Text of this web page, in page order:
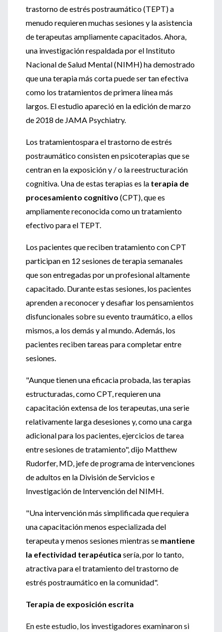
trastorno de estrés postraumático (TEPT) a
menudo requieren muchas sesiones y la asistencia
de terapeutas ampliamente capacitados. Ahora,
una investigación respaldada por el Instituto
Nacional de Salud Mental (NIMH) ha demostrado
que una terapia más corta puede ser tan efectiva
como los tratamientos de primera línea más
largos. El estudio apareció en la edición de marzo
de 2018 de JAMA Psychiatry.
Los tratamientospara el trastorno de estrés
postraumático consisten en psicoterapias que se
centran en la exposición y / o la reestructuración
cognitiva. Una de estas terapias es la terapia de
procesamiento cognitivo (CPT), que es
ampliamente reconocida como un tratamiento
efectivo para el TEPT.
Los pacientes que reciben tratamiento con CPT
participan en 12 sesiones de terapia semanales
que son entregadas por un profesional altamente
capacitado. Durante estas sesiones, los pacientes
aprenden a reconocer y desafiar los pensamientos
disfuncionales sobre su evento traumático, a ellos
mismos, a los demás y al mundo. Además, los
pacientes reciben tareas para completar entre
sesiones.
"Aunque tienen una eficacia probada, las terapias
estructuradas, como CPT, requieren una
capacitación extensa de los terapeutas, una serie
relativamente larga desesiones y, como una carga
adicional para los pacientes, ejercicios de tarea
entre sesiones de tratamiento", dijo Matthew
Rudorfer, MD, jefe de programa de intervenciones
de adultos en la División de Servicios e
Investigación de Intervención del NIMH.
"Una intervención más simplificada que requiera
una capacitación menos especializada del
terapeuta y menos sesiones mientras se mantiene
la efectividad terapéutica sería, por lo tanto,
atractiva para el tratamiento del trastorno de
estrés postraumático en la comunidad".
Terapia de exposición escrita
En este estudio, los investigadores examinaron si